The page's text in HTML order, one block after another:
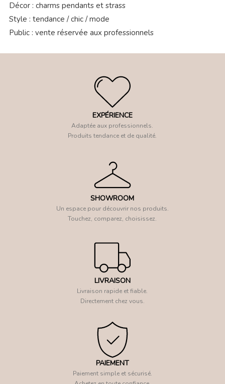
Décor : charms pendants et strass
Style : tendance / chic / mode
Public : vente réservée aux professionnels
EXPÉRIENCE
Adaptée aux professionnels.
Produits tendance et de qualité.
SHOWROOM
Un espace pour découvrir nos produits.
Touchez, comparez, choisissez.
LIVRAISON
Livraison rapide et fiable.
Directement chez vous.
PAIEMENT
Paiement simple et sécurisé.